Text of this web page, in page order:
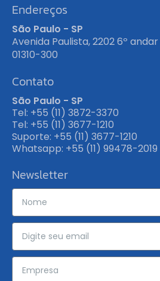
Endereços
São Paulo - SP
Avenida Paulista, 2202 6º
01310-300
Contato
São Paulo - SP
Tel: +55 (11) 3872-3370
Tel: +55 (11) 3677-1210
Suporte: +55 (11) 3677-1210
Whatsapp: +55 (11) 99478-2019
Newsletter